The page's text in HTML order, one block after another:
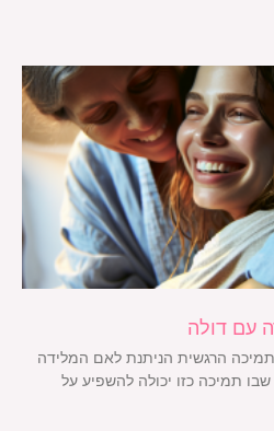
עם דולה
הרגשית הניתנת לאם המלידה
תמיכה כזו יכולה להשפיע על